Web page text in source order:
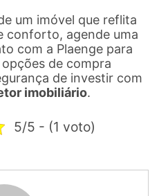
um imóvel que reflita
conforto, agende uma
com a Plaenge para
de compra
de investir com
imobiliário.
5/5 - (1 voto)